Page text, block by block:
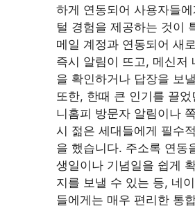
하게 연동되어 사용자들
털 경험을 제공하는 것이
메일 계정과 연동되어 새
즉시 알림이 뜨고, 메신저
을 확인하거나 답장을 보
또한, 한때 큰 인기를 끌
니홈피 방문자 알림이나
시 젊은 세대들에게 필수
을 했습니다. 주소록 연동
생일이나 기념일을 쉽게
지를 보낼 수 있는 등, 네
들에게는 매우 편리한 통